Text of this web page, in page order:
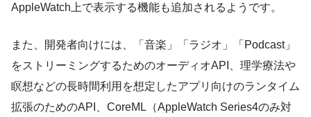
AppleWatch上で表示する機能も追加されるようです。
また、開発者向けには、「音楽」「ラジオ」「Podcast」
をストリーミングするためのオーディオAPI、理学療法や
瞑想などの長時間利用を想定したアプリ向けのランタイム
拡張のためのAPI、CoreML（AppleWatch Series4のみ対